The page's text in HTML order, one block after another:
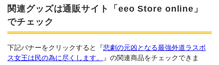
関連グッズは通販サイト「eeo Store online」
でチェック
下記バナーをクリックすると『悲劇の元凶となる最強外道ラスボ
ス女王は民の為に尽くします。
』の関連商品をチェックできま